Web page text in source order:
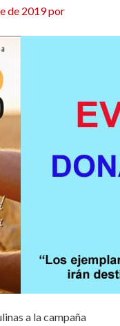
de 2019por
a la campaña